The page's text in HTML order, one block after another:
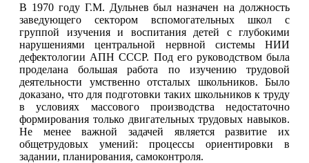
В 1970 году Г.М. Дульнев был назначен на должность
заведующего сектором вспомогательных школ с
группой изучения и воспитания детей с глубокими
нарушениями центральной нервной системы НИИ
дефектологии АПН СССР. Под его руководством была
проделана большая работа по изучению трудовой
деятельности умственно отсталых школьников. Было
доказано, что для подготовки таких школьников к труду
в условиях массового производства недостаточно
формирования только двигательных трудовых навыков.
Не менее важной задачей является развитие их
общетрудовых умений: процессы ориентировки в
задании, планирования, самоконтроля.